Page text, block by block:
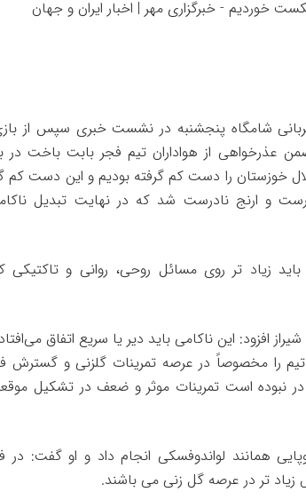
قربانی شامگاه پنجشنبه در نشست خبری سپس از
عذرخواهی از هواداران تیم فجر بابت باخت در
خوزستان را دست کم گرفته بودیم و این دست کم
و ارنج نادرست شد که در نهایت تبدیل
زیاد تر روی مسائل روحی، روانی و تاکتیکی
افزود: این ناکامی باید دیر یا سریع اتفاق
را مخصوصاً در عرصه تمرینات گلزنی و گسترش
نبوده است تمرینات موثر و ضعف در تشکیل
همانند لواندوفسکی انجام داد و او گفت: در
زیاد تر در عرصه گل زنی می باشند.